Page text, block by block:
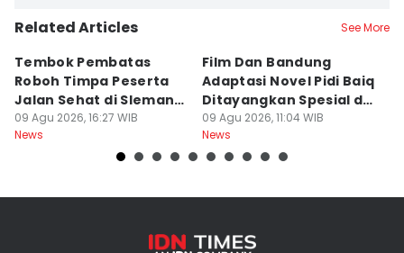
Related Articles See More
Tembok Pembatas
Roboh Timpa Peserta
Jalan Sehat di Sleman,
10 Orang Luka
09 Agu 2026, 16:27 WIB
News
Film Dan Bandung
Adaptasi Novel Pidi Baiq
Ditayangkan Spesial di
Jogja
09 Agu 2026, 11:04 WIB
News